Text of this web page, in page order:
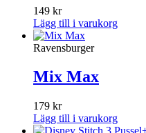
149 kr
Lägg till i varukorg
Ravensburger
Mix Max
179 kr
Lägg till i varukorg